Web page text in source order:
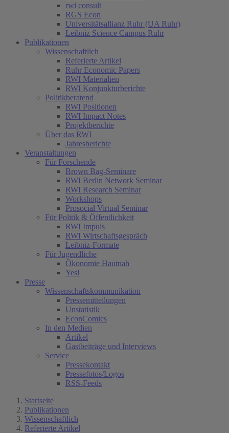
rwi consult
RGS Econ
Universitätsallianz Ruhr (UA Ruhr)
Leibniz Science Campus Ruhr
Publikationen
Wissenschaftlich
Referierte Artikel
Ruhr Economic Papers
RWI Materialien
RWI Konjunkturberichte
Politikberatend
RWI Positionen
RWI Impact Notes
Projektberichte
Über das RWI
Jahresberichte
Veranstaltungen
Für Forschende
Brown Bag-Seminare
RWI Berlin Network Seminar
RWI Research Seminar
Workshops
Prosocial Virtual Seminar
Für Politik & Öffentlichkeit
RWI Impuls
RWI Wirtschaftsgespräch
Leibniz-Formate
Für Jugendliche
Ökonomie Hautnah
Yes!
Presse
Wissenschaftskommunikation
Pressemitteilungen
Unstatistik
EconComics
In den Medien
Artikel
Gastbeiträge und Interviews
Service
Pressekontakt
Pressefotos/Logos
RSS-Feeds
Startseite
Publikationen
Wissenschaftlich
Referierte Artikel